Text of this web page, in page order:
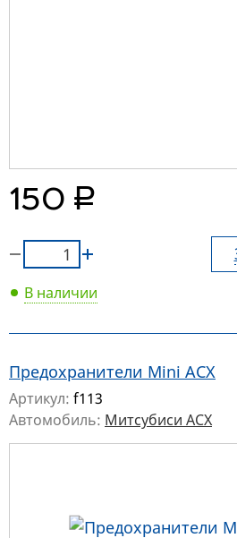
150 руб.
В наличии
Предохранители Mini АСХ
Артикул: f113
Автомобиль: Митсубиси АСХ